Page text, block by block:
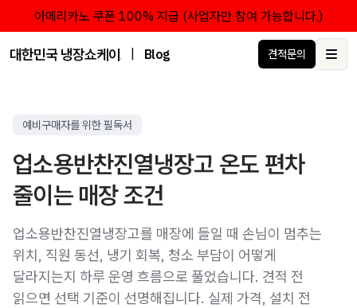
아메리카노 쿠폰 100% 지급 (사업자만 참여 가능합니다.)
대한민국 냉장쇼케이스 점유율 1위 브랜드 한성쇼케이스
Blog 견적문의
예비구매자를 위한 필독서
업소용반찬진열냉장고 온도 편차
줄이는 매장 조건
업소용반찬진열냉장고를 매장에 들일 때 손님이 멈추는
위치, 직원 동선, 냉기 회복, 청소 부담이 어떻게
달라지는지 하루 운영 흐름으로 풀었습니다. 견적 전
읽으면 선택 기준이 선명해집니다. 실제 가격, 설치 전